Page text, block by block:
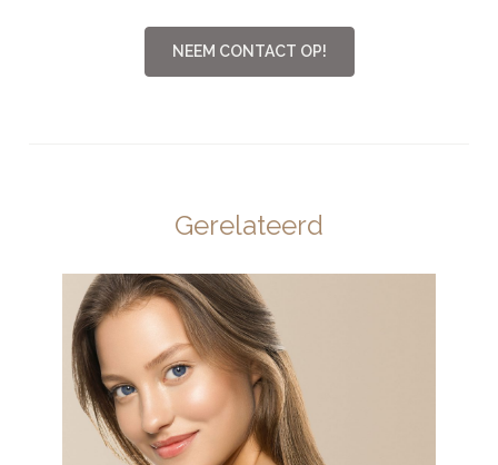
NEEM CONTACT OP!
Gerelateerd